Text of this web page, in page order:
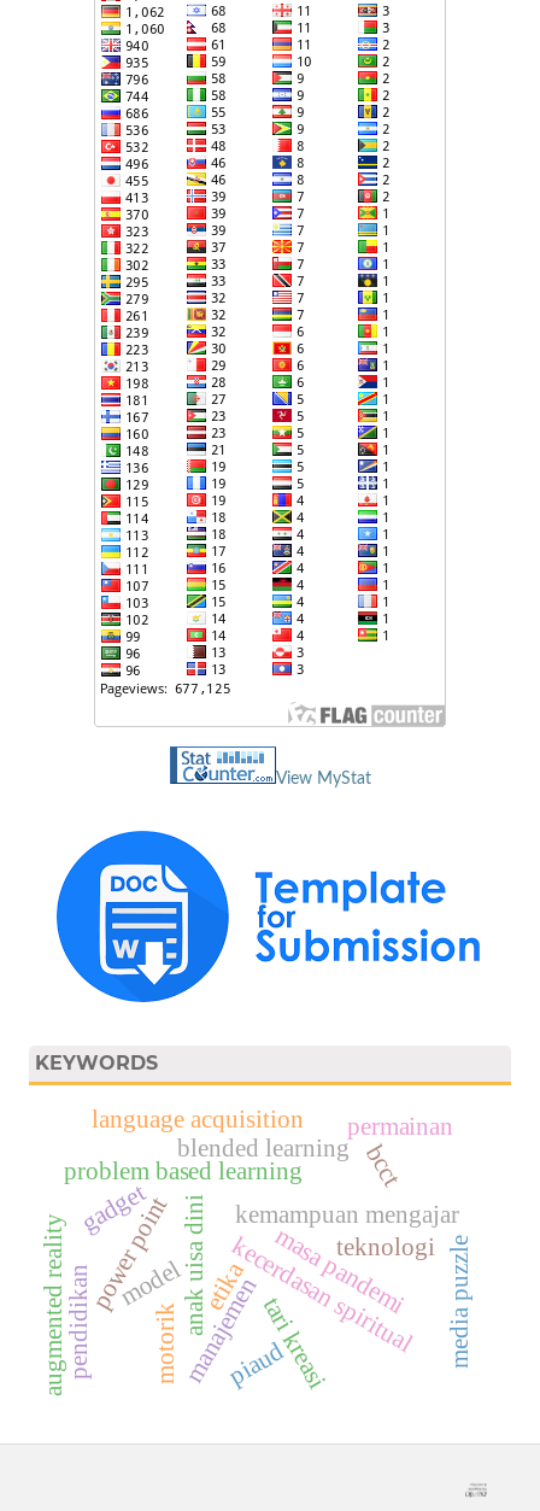
View MyStat
KEYWORDS
problem based learning
kemampuan mengajar
kecerdasan spiritual media puzzle
anak uisa dini
manajemen
model
bcct
blended learning
power point
tari kreasi
motorik
masa pandemi
language acquisition
gadget
piaud
etika
permainan
pendidikan
teknologi
augmented reality